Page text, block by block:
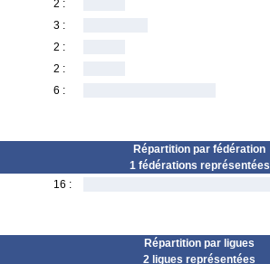
2 :
3 :
2 :
2 :
6 :
Répartition par fédération
1 fédérations représentées
16 :
Répartition par ligues
2 ligues représentées